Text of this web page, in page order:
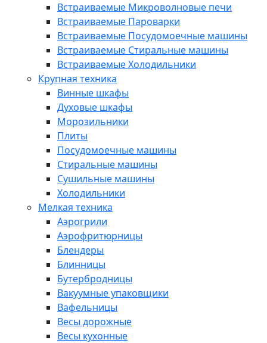
Встраиваемые Микроволновые печи
Встраиваемые Пароварки
Встраиваемые Посудомоечные машины
Встраиваемые Стиральные машины
Встраиваемые Холодильники
Крупная техника
Винные шкафы
Духовые шкафы
Морозильники
Плиты
Посудомоечные машины
Стиральные машины
Сушильные машины
Холодильники
Мелкая техника
Аэрогрили
Аэрофритюрницы
Блендеры
Блинницы
Бутербродницы
Вакуумные упаковщики
Вафельницы
Весы дорожные
Весы кухонные